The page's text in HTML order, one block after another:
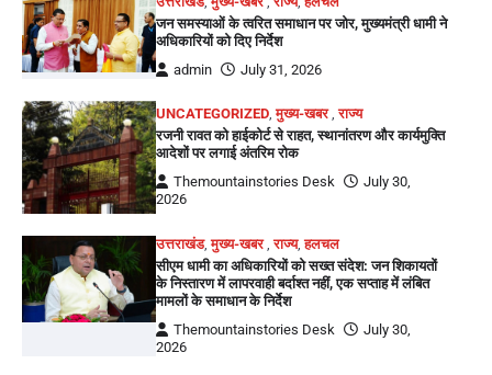
जन समस्याओं के त्वरित समाधान पर जोर, मुख्यमंत्री धामी ने
अधिकारियों को दिए निर्देश
admin
July 31, 2026
UNCATEGORIZED,मुख्य-खबर,राज्य
रजनी रावत को हाईकोर्ट से राहत, स्थानांतरण और कार्यमुक्ति
आदेशों पर लगाई अंतरिम रोक
Themountainstories Desk
July 30,
2026
उत्तराखंड,मुख्य-खबर ,राज्य,हलचल
सीएम धामी का अधिकारियों को सख्त संदेश: जन शिकायतों
के निस्तारण में लापरवाही बर्दाश्त नहीं, एक सप्ताह में लंबित
मामलों के समाधान के निर्देश
Themountainstories Desk
July 30,
2026